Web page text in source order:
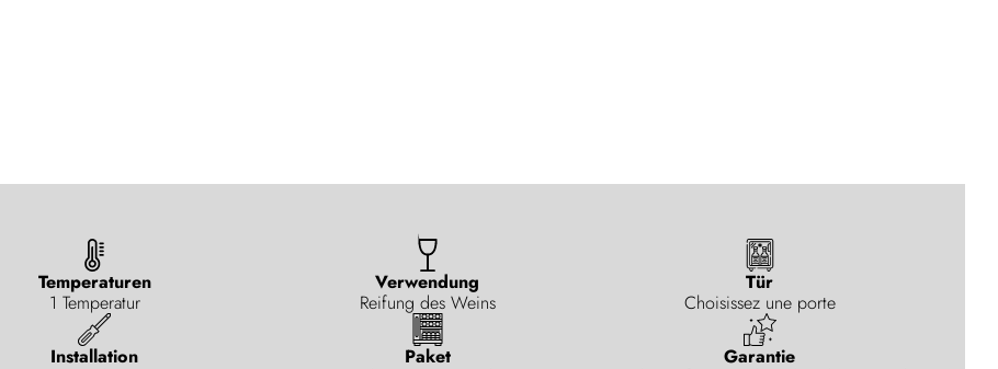
Temperaturen
1 Temperatur
Verwendung
Reifung des Weins
Tür
Choisissez une porte
Installation
Paket
Garantie